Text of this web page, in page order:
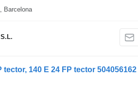
Barcelona